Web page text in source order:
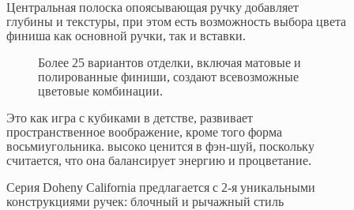
Центральная полоска опоясывающая ручку добавляет
глубины и текстуры, при этом есть возможность выбора цвета
финиша как основной ручки, так и вставки.
Более 25 вариантов отделки, включая матовые и
полированные финиши, создают всевозможные
цветовые комбинации.
Это как игра с кубиками в детстве, развивает
пространственное воображение, кроме того форма
восьмиугольника. высоко ценится в фэн-шуй, поскольку
считается, что она балансирует энергию и процветание.
Серия Doheny California предлагается с 2-я уникальными
конструкциями ручек: блочный и рычажный стиль